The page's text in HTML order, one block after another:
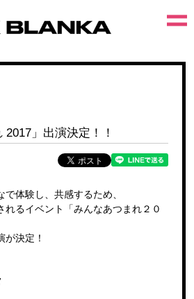
2017」出演決定！！
体験し、共感するため、
れるイベント「みんなあつまれ２０
が決定！